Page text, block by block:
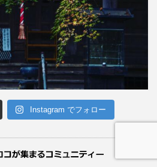
Instagram でフォロー